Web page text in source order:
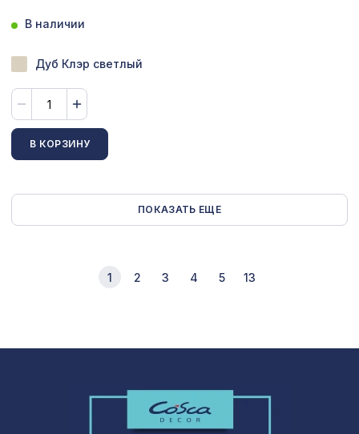
В наличии
Дуб Клэр светлый
В КОРЗИНУ
ПОКАЗАТЬ ЕЩЕ
1 2 3 4 5 13